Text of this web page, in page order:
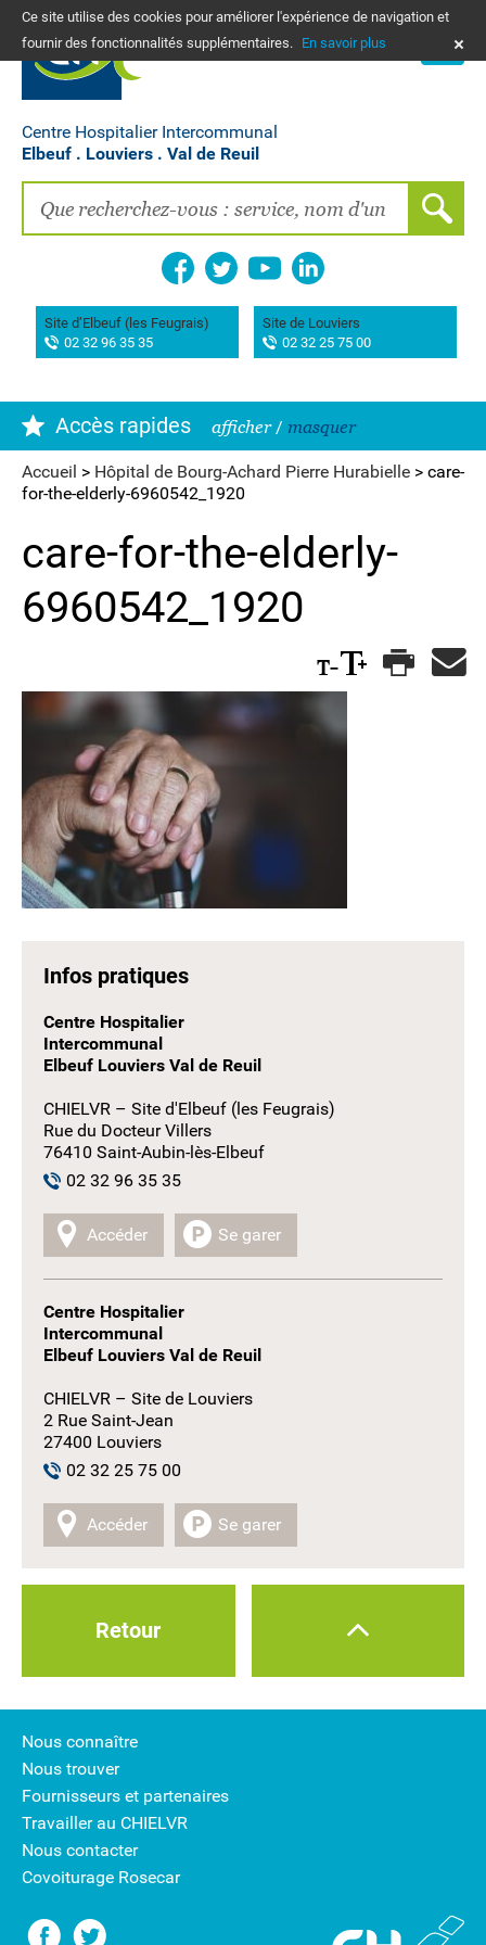
Ce site utilise des cookies pour améliorer l'expérience de navigation et
fournir des fonctionnalités supplémentaires. En savoir plus
Centre Hospitalier Intercommunal
Elbeuf . Louviers . Val de Reuil
Site d’Elbeuf (les Feugrais)
02 32 96 35 35
Site de Louviers
02 32 25 75 00
PLANS
PATIENTS, PROCHES, PROFESSIONNELS
EMPLOIS
Accès rapides afficher/ masquer
Vos frais de santé & paiement en ligne
Recherche clinique
La Maison des femmes
Association AIMES
Hôpital de Bourg-Achard Pierre Hurabielle
Accueil > Hôpital de Bourg-Achard Pierre Hurabielle > care-
for-the-elderly-6960542_1920
care-for-the-elderly-
6960542_1920
Infos pratiques
Centre Hospitalier
Intercommunal
Elbeuf Louviers Val de Reuil
CHIELVR – Site d'Elbeuf (les Feugrais)
Rue du Docteur Villers
76410 Saint-Aubin-lès-Elbeuf
02 32 96 35 35
Accéder Se garer
Centre Hospitalier
Intercommunal
Elbeuf Louviers Val de Reuil
CHIELVR – Site de Louviers
2 Rue Saint-Jean
27400 Louviers
02 32 25 75 00
Accéder Se garer
Retour
Nous connaître
Nous trouver
Fournisseurs et partenaires
Travailler au CHIELVR
Nous contacter
Covoiturage Rosecar